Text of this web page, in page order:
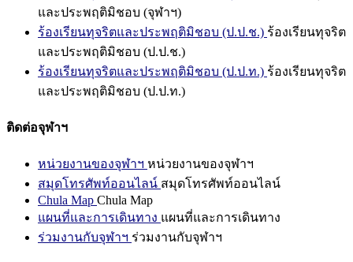
และประพฤติมิชอบ (จุฬาฯ)
ร้องเรียนทุจริตและประพฤติมิชอบ (ป.ป.ช.) ร้องเรียนทุจริต
และประพฤติมิชอบ (ป.ป.ช.)
ร้องเรียนทุจริตและประพฤติมิชอบ (ป.ป.ท.) ร้องเรียนทุจริต
และประพฤติมิชอบ (ป.ป.ท.)
ติดต่อจุฬาฯ
หน่วยงานของจุฬาฯ หน่วยงานของจุฬาฯ
สมุดโทรศัพท์ออนไลน์ สมุดโทรศัพท์ออนไลน์
Chula Map Chula Map
แผนที่และการเดินทาง แผนที่และการเดินทาง
ร่วมงานกับจุฬาฯ ร่วมงานกับจุฬาฯ